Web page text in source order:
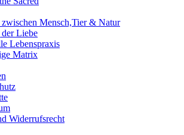
Mensch,Tier & Natur
Liebe
Lebenspraxis
Matrix
Widerrufsrecht